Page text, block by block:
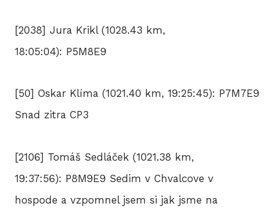
[2038] Jura Krikl (1028.43 km,
18:05:04): P5M8E9
[50] Oskar Klíma (1021.40 km, 19:25:45): P7M7E9
Snad zitra CP3
[2106] Tomáš Sedláček (1021.38 km,
19:37:56): P8M9E9 Sedim v Chvalcove v
hospode a vzpomnel jsem si jak jsme na